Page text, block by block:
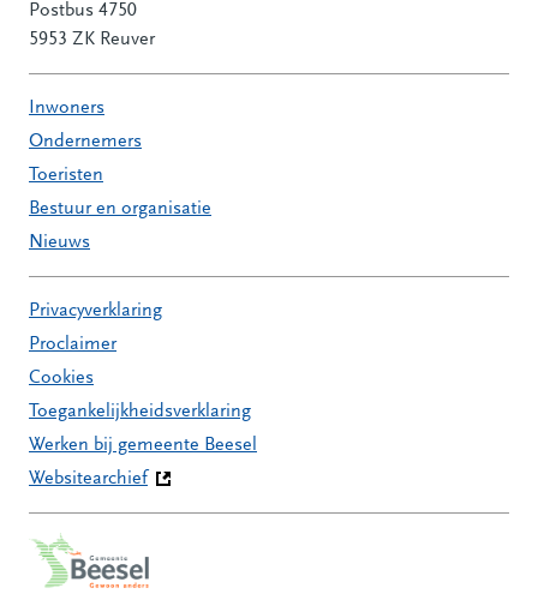
Postbus 4750
5953 ZK Reuver
Inwoners
Ondernemers
Toeristen
Bestuur en organisatie
Nieuws
Privacyverklaring
Proclaimer
Cookies
Toegankelijkheidsverklaring
Werken bij gemeente Beesel
Websitearchief